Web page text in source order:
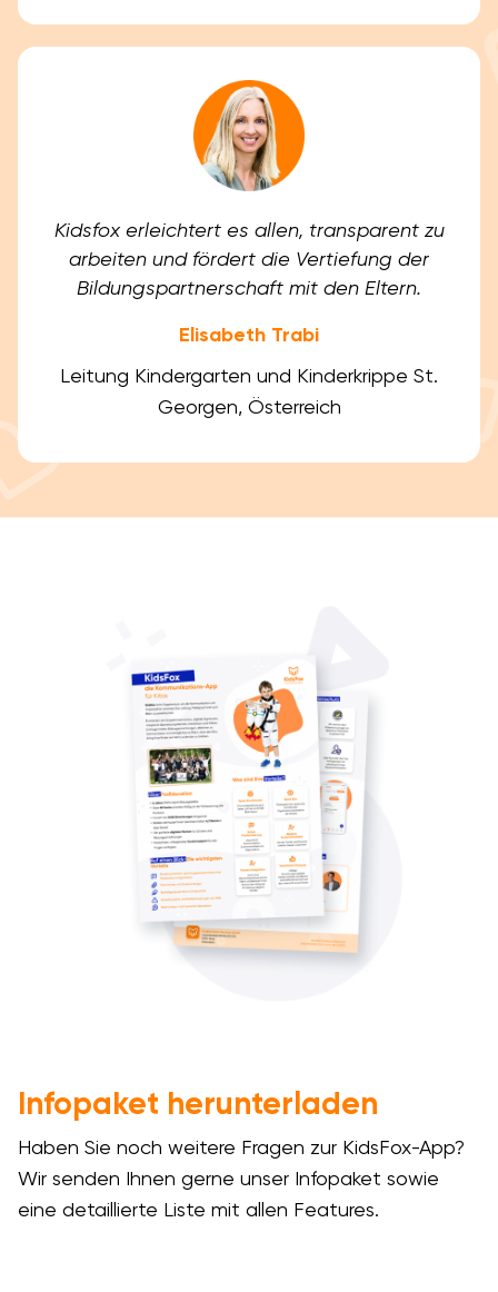
Kidsfox erleichtert es allen, transparent zu
arbeiten und fördert die Vertiefung der
Bildungspartnerschaft mit den Eltern.
Elisabeth Trabi
Leitung Kindergarten und Kinderkrippe St.
Georgen, Österreich
Infopaket herunterladen
Haben Sie noch weitere Fragen zur KidsFox-App?
Wir senden Ihnen gerne unser Infopaket sowie
eine detaillierte Liste mit allen Features.